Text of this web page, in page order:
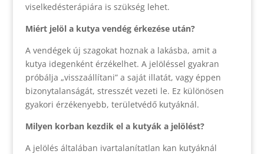
viselkedésterápiára is szükség lehet.
Miért jelöl a kutya vendég érkezése után?
A vendégek új szagokat hoznak a lakásba, amit a
kutya idegenként érzékelhet. A jelöléssel gyakran
próbálja „visszaállítani” a saját illatát, vagy éppen
bizonytalanságát, stresszét vezeti le. Ez különösen
gyakori érzékenyebb, területvédő kutyáknál.
Milyen korban kezdik el a kutyák a jelölést?
A jelölés általában ivartalanítatlan kan kutyáknál